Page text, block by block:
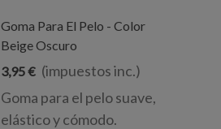
Goma Para El Pelo - Color
Beige Oscuro
3,95 € (impuestos inc.)
Goma para el pelo suave,
elástico y cómodo.